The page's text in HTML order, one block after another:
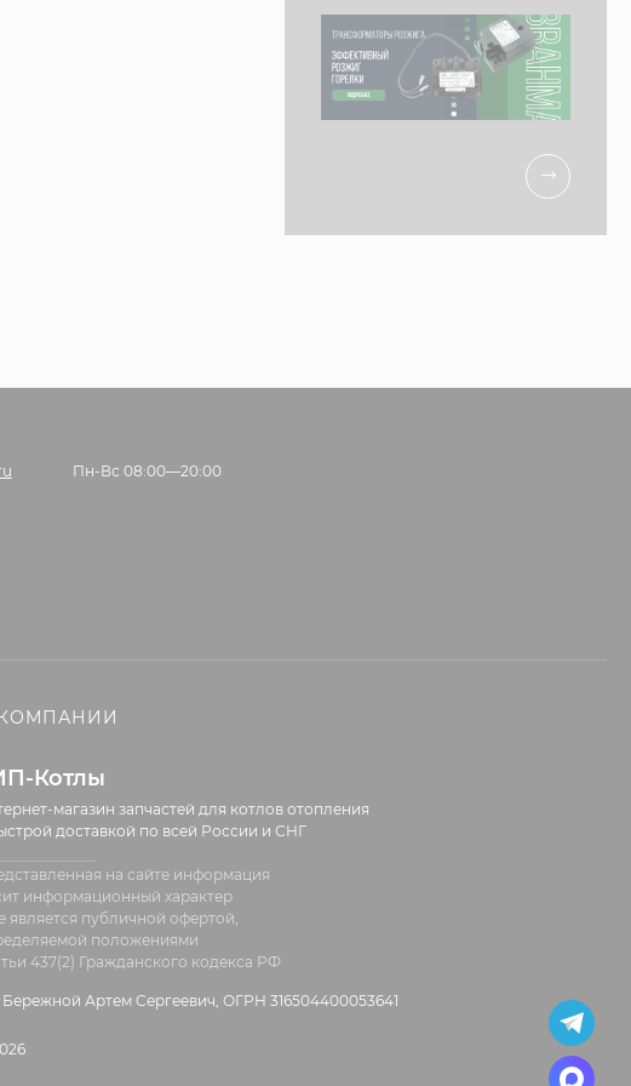
Пн-Вс 08:00—20:00
Котлы
магазин запчастей для котлов отопления
доставкой по всей России и СНГ
на сайте информация
информационный характер
является публичной офертой,
положениями
437(2) Гражданского кодекса РФ
Артем Сергеевич, ОГРН 316504400053641